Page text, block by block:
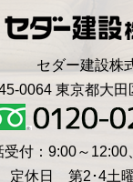
セダー建設株
0064 東京都大田
受付：9:00～12:00
定休日 第2･4土